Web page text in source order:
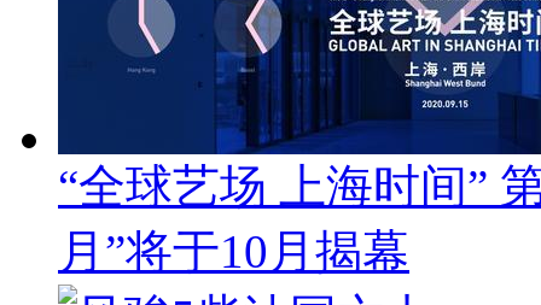
“全球艺场 上海时间”
月”将于10月揭幕